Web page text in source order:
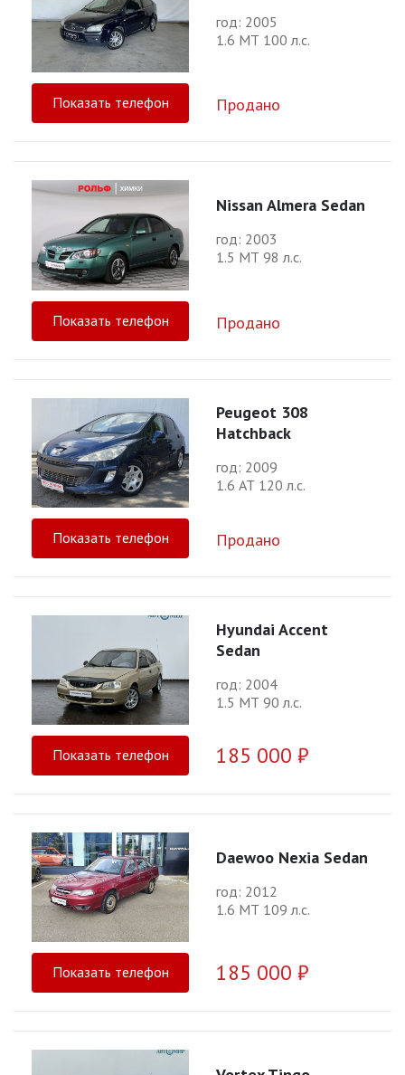
год: 2005
1.6 МТ 100 л.с.
Показать телефон Продано
Nissan Almera Sedan
год: 2003
1.5 МТ 98 л.с.
Показать телефон Продано
Peugeot 308
Hatchback
год: 2009
1.6 АТ 120 л.с.
Показать телефон Продано
Hyundai Accent
Sedan
год: 2004
1.5 МТ 90 л.с.
Показать телефон 185 000 ₽
Daewoo Nexia Sedan
год: 2012
1.6 МТ 109 л.с.
Показать телефон 185 000 ₽